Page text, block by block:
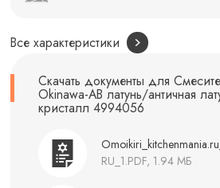
Все характеристики
Скачать документы для
Okinawa-AB латунь/античная
кристалл 4994056
RU_1.PDF, 1.94 МБ